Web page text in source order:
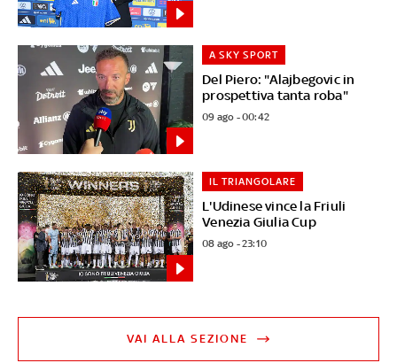
Del Piero: "Alajbegovic in
prospettiva tanta roba"
A SKY SPORT
09 ago - 00:42
L'Udinese vince la Friuli
Venezia Giulia Cup
IL TRIANGOLARE
08 ago - 23:10
VAI ALLA SEZIONE